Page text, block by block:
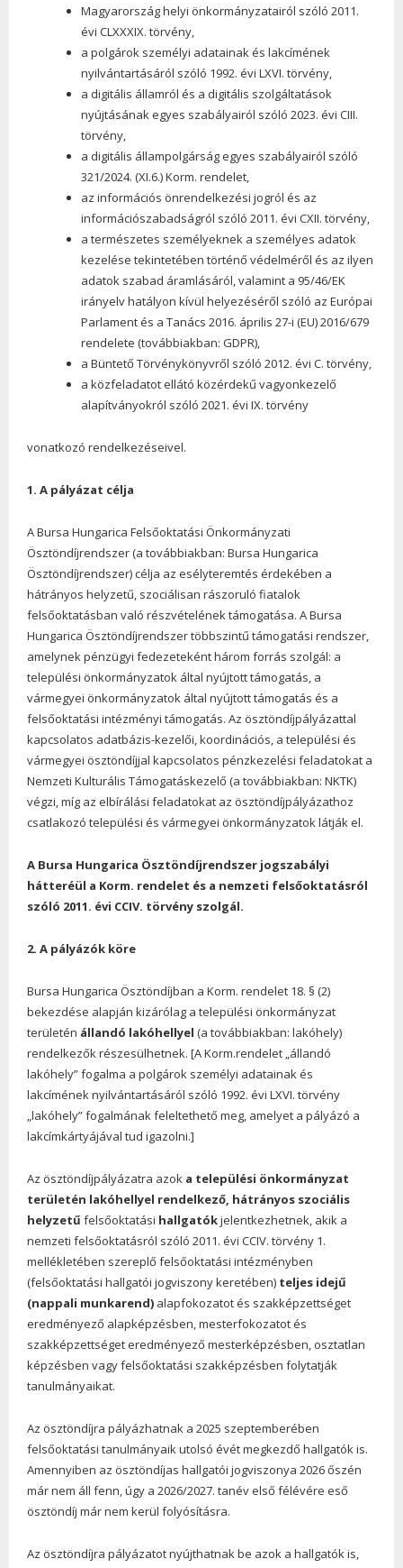
Magyarország helyi önkormányzatairól szóló 2011.
évi CLXXXIX. törvény,
a polgárok személyi adatainak és lakcímének
nyilvántartásáról szóló 1992. évi LXVI. törvény,
a digitális államról és a digitális szolgáltatások
nyújtásának egyes szabályairól szóló 2023. évi CIII.
törvény,
a digitális állampolgárság egyes szabályairól szóló
321/2024. (XI.6.) Korm. rendelet,
az információs önrendelkezési jogról és az
információszabadságról szóló 2011. évi CXII. törvény,
a természetes személyeknek a személyes adatok
kezelése tekintetében történő védelméről és az ilyen
adatok szabad áramlásáról, valamint a 95/46/EK
irányelv hatályon kívül helyezéséről szóló az Európai
Parlament és a Tanács 2016. április 27-i (EU) 2016/679
rendelete (továbbiakban: GDPR),
a Büntető Törvénykönyvről szóló 2012. évi C. törvény,
a közfeladatot ellátó közérdekű vagyonkezelő
alapítványokról szóló 2021. évi IX. törvény
vonatkozó rendelkezéseivel.
1. A pályázat célja
A Bursa Hungarica Felsőoktatási Önkormányzati
Ösztöndíjrendszer (a továbbiakban: Bursa Hungarica
Ösztöndíjrendszer) célja az esélyteremtés érdekében a
hátrányos helyzetű, szociálisan rászoruló fiatalok
felsőoktatásban való részvételének támogatása. A Bursa
Hungarica Ösztöndíjrendszer többszintű támogatási rendszer,
amelynek pénzügyi fedezeteként három forrás szolgál: a
települési önkormányzatok által nyújtott támogatás, a
vármegyei önkormányzatok által nyújtott támogatás és a
felsőoktatási intézményi támogatás. Az ösztöndíjpályázattal
kapcsolatos adatbázis-kezelői, koordinációs, a települési és
vármegyei ösztöndíjjal kapcsolatos pénzkezelési feladatokat a
Nemzeti Kulturális Támogatáskezelő (a továbbiakban: NKTK)
végzi, míg az elbírálási feladatokat az ösztöndíjpályázathoz
csatlakozó települési és vármegyei önkormányzatok látják el.
A Bursa Hungarica Ösztöndíjrendszer jogszabályi
hátteréül a Korm. rendelet és a nemzeti felsőoktatásról
szóló 2011. évi CCIV. törvény szolgál.
2. A pályázók köre
Bursa Hungarica Ösztöndíjban a Korm. rendelet 18. § (2)
bekezdése alapján kizárólag a települési önkormányzat
területén állandó lakóhellyel (a továbbiakban: lakóhely)
rendelkezők részesülhetnek. [A Korm.rendelet „állandó
lakóhely” fogalma a polgárok személyi adatainak és
lakcímének nyilvántartásáról szóló 1992. évi LXVI. törvény
„lakóhely” fogalmának feleltethető meg, amelyet a pályázó a
lakcímkártyájával tud igazolni.]
Az ösztöndíjpályázatra azok a települési önkormányzat
területén lakóhellyel rendelkező, hátrányos szociális
helyzetű felsőoktatási hallgatókjelentkezhetnek, akik a
nemzeti felsőoktatásról szóló 2011. évi CCIV. törvény 1.
mellékletében szereplő felsőoktatási intézményben
(felsőoktatási hallgatói jogviszony keretében) teljes idejű
(nappali munkarend) alapfokozatot és szakképzettséget
eredményező alapképzésben, mesterfokozatot és
szakképzettséget eredményező mesterképzésben, osztatlan
képzésben vagy felsőoktatási szakképzésben folytatják
tanulmányaikat.
Az ösztöndíjra pályázhatnak a 2025 szeptemberében
felsőoktatási tanulmányaik utolsó évét megkezdő hallgatók is.
Amennyiben az ösztöndíjas hallgatói jogviszonya 2026 őszén
már nem áll fenn, úgy a 2026/2027. tanév első félévére eső
ösztöndíj már nem kerül folyósításra.
Az ösztöndíjra pályázatot nyújthatnak be azok a hallgatók is,